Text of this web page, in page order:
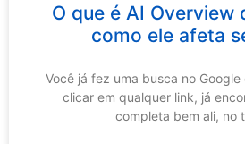
O que é AI Overview
como ele afeta
Você já fez uma busca no
clicar em qualquer link, já
completa bem ali, no